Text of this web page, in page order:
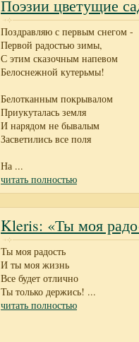
Поэзии цветущие
Поздравляю с первым снегом -
Первой радостью зимы,
С этим сказочным напевом
Белоснежной кутерьмы!
Белотканным покрывалом
Приукуталась земля
И нарядом не бывалым
Засветились все поля
На ...
читать полностью
Kleris: «Ты моя
Ты моя радость
И ты моя жизнь
Все будет отлично
Ты только держись! ...
читать полностью